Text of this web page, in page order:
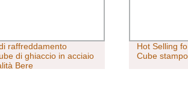
raffreddamento
di ghiaccio in acciaio
Bere
Hot Selling
Cube